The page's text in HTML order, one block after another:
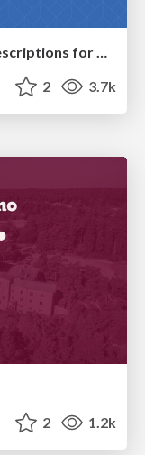
How to optimise 3,500 product descriptions for ecommerce in one day using ChatGPT
2 3.7k
2 1.2k